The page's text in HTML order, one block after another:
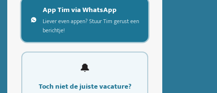
App Tim via WhatsApp
Liever even appen? Stuur Tim gerust een
berichtje!
🔔
Toch niet de juiste vacature?